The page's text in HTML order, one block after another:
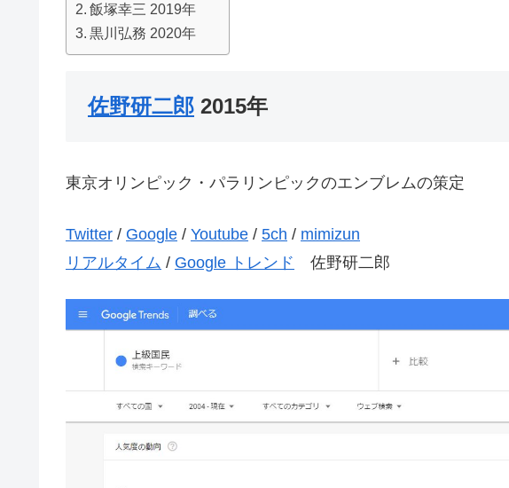
飯塚幸三 2019年
黒川弘務 2020年
佐野研二郎 2015年
東京オリンピック・パラリンピックのエンブレムの策定
Twitter / Google / Youtube / 5ch / mimizun
リアルタイム / Google トレンド 佐野研二郎